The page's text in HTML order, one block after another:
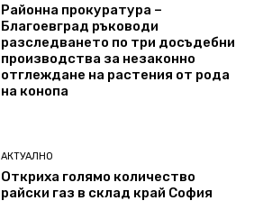
Районна прокуратура –
Благоевград ръководи
разследването по три досъдебни
производства за незаконно
отглеждане на растения от рода
на конопа
АКТУАЛНО
Откриха голямо количество
райски газ в склад край София